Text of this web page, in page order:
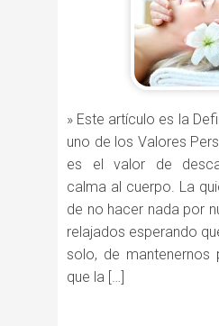
» Este artículo es la
uno de los Valores
es el valor de
calma al cuerpo. La
de no hacer nada por
relajados esperando
solo, de mantenernos
que la […]